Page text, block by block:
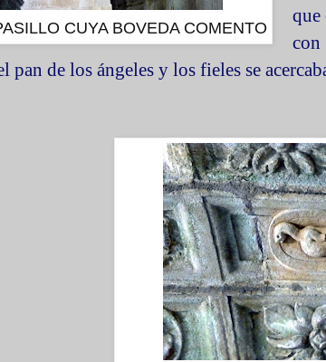
CUYA BOVEDA COMENTO
que
pan de los ángeles y los fieles se